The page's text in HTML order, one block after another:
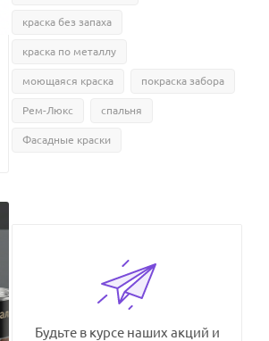
краска без запаха
краска по металлу
моющаяся краска покраска забора
Рем-Люкс спальня
Фасадные краски
Будьте в курсе наших акций и